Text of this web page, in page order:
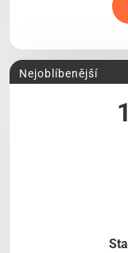
Nejoblíbenější